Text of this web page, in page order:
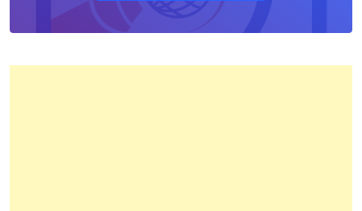
Pertanahan
Kota